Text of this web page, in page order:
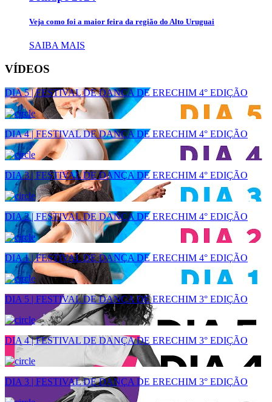
Veja como foi a maior feira da região do Alto Uruguai
SAIBA MAIS
VÍDEOS
DIA 5 | FESTIVAL DE DANÇA DE ERECHIM 4° EDIÇÃO
DIA 4 | FESTIVAL DE DANÇA DE ERECHIM 4° EDIÇÃO
DIA 3 | FESTIVAL DE DANÇA DE ERECHIM 4° EDIÇÃO
DIA 2 | FESTIVAL DE DANÇA DE ERECHIM 4° EDIÇÃO
DIA 1 | FESTIVAL DE DANÇA DE ERECHIM 4° EDIÇÃO
DIA 5 | FESTIVAL DE DANÇA DE ERECHIM 3° EDIÇÃO
DIA 4 | FESTIVAL DE DANÇA DE ERECHIM 3° EDIÇÃO
DIA 3 | FESTIVAL DE DANÇA DE ERECHIM 3° EDIÇÃO